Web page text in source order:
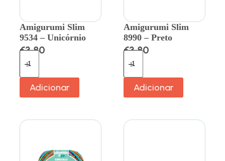
Amigurumi Slim
9534 – Unicórnio
€3.80
Adicionar
Amigurumi Slim
8990 – Preto
€3.80
Adicionar